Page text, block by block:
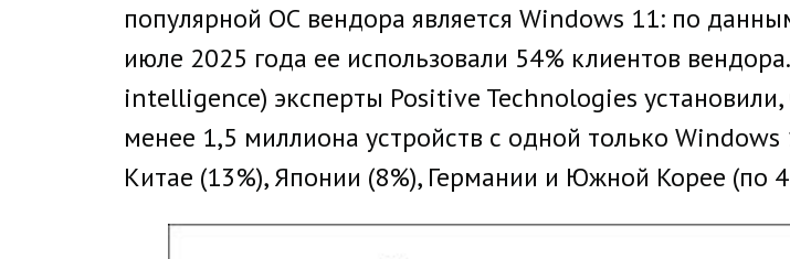
популярной ОС вендора является Windows 11: по
июле 2025 года ее использовали 54% клиентов
intelligence) эксперты Positive Technologies
менее 1,5 миллиона устройств с одной только
Китае (13%), Японии (8%), Германии и Южной Корее (по